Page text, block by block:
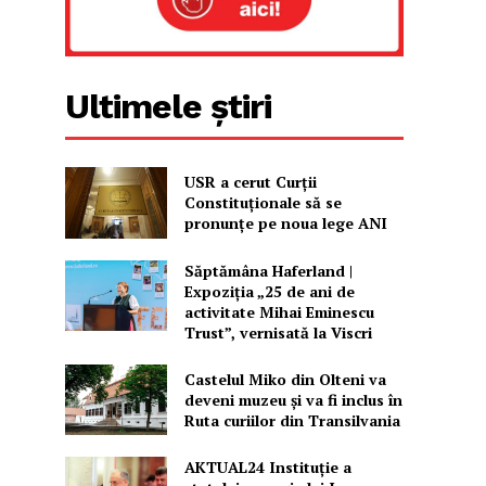
Ultimele știri
USR a cerut Curții
Constituționale să se
pronunțe pe noua lege ANI
Săptămâna Haferland |
Expoziţia „25 de ani de
activitate Mihai Eminescu
Trust”, vernisată la Viscri
Castelul Miko din Olteni va
deveni muzeu şi va fi inclus în
Ruta curiilor din Transilvania
AKTUAL24 Instituție a